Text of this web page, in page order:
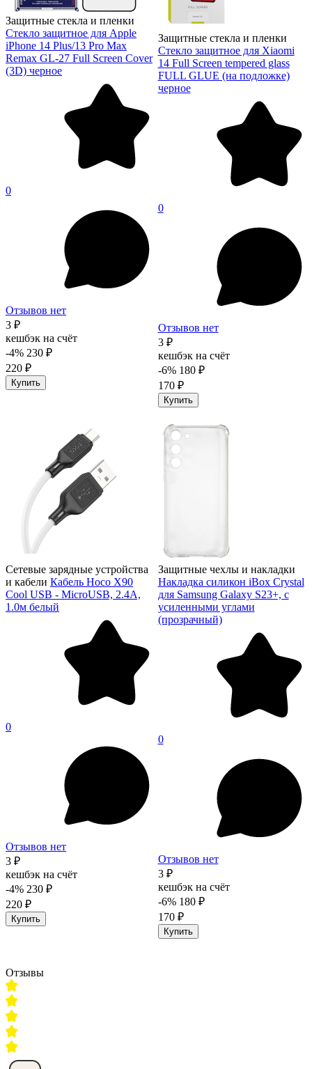
Защитные стекла и пленки
Стекло защитное для Apple
iPhone 14 Plus/13 Pro Max
Remax GL-27 Full Screen Cover
(3D) черное
0
Отзывов нет
3 ₽
кешбэк на счёт
-4% 230 ₽
220 ₽
Купить
Защитные стекла и пленки
Стекло защитное для Xiaomi
14 Full Screen tempered glass
FULL GLUE (на подложке)
черное
0
Отзывов нет
3 ₽
кешбэк на счёт
-6% 180 ₽
170 ₽
Купить
Сетевые зарядные устройства
и кабели Кабель Hoco X90
Cool USB - MicroUSB, 2.4A,
1.0м белый
0
Отзывов нет
3 ₽
кешбэк на счёт
-4% 230 ₽
220 ₽
Купить
Защитные чехлы и накладки
Накладка силикон iBox Crystal
для Samsung Galaxy S23+, с
усиленными углами
(прозрачный)
0
Отзывов нет
3 ₽
кешбэк на счёт
-6% 180 ₽
170 ₽
Купить
Отзывы